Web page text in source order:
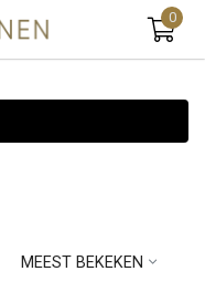
0
MEEST BEKEKEN